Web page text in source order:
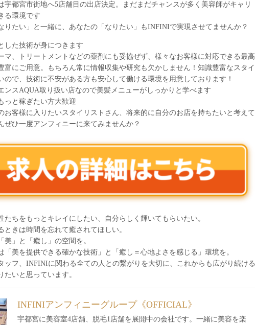
宇都宮市街地へ5店舗目の出店決定。まだまだチャンスが多く美容師がキャリ
る環境です
りたい」と一緒に、あなたの「なりたい」もINFINIで実現させてませんか？
した技術が身につきます
マ、トリートメントなどの薬剤にも妥協ぜず、様々なお客様に対応できる最高
富にご用意。もちろん常に情報収集や研究も欠かしません！知識豊富なスタイ
ので、技術に不安がある方も安心して働ける環境を用意しております！
ンスAQUA取り扱い店なので美髪メニューがしっかりと学べます
っと稼ぎたい方大歓迎
お客様に入りたいスタイリストさん、将来的に自分のお店を持ちたいと考えて
ぜひ一度アンフィニーに来てみませんか？
たちをもっとキレイにしたい、自分らしく輝いてもらいたい。
ときは時間を忘れて癒されてほしい。
美」と「癒し」の空間を。
「美を提供できる確かな技術」と「癒し＝心地よさを感じる」環境を。
ッフ、INFINIに関わる全ての人との繋がりを大切に、これからも広がり続ける
たいと思っています。
INFINIアンフィニーグループ《OFFICIAL》
宇都宮に美容室4店舗、脱毛1店舗を展開中の会社です。一緒に美容を楽